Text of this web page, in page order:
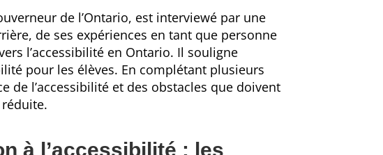
de l’Ontario, est interviewé par une
de ses expériences en tant que personne
l’accessibilité en Ontario. Il souligne
pour les élèves. En complétant plusieurs
de l’accessibilité et des obstacles que doivent
à l’accessibilité : les